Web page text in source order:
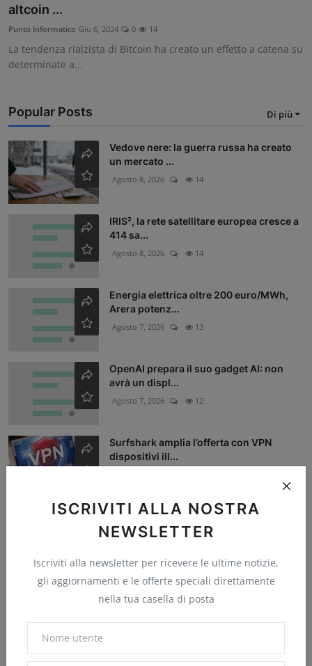
Community
ISCRIVITI ALLA NOSTRA
NEWSLETTER
Iscriviti alla newsletter per ricevere le ultime notizie,
gli aggiornamenti e le offerte speciali direttamente
nella tua casella di posta
altcoin ...
Punto Informatico Giu 6, 2024 0 14
La tendenza rialzista di Bitcoin ha creato un effetto a catena su
determinate a...
Popular Posts Di più
Vedove nere: la guerra russa ha creato
un mercato ...
Agosto 8, 2026 14
IRIS², la rete satellitare europea cresce a
414 sa...
Agosto 8, 2026 14
Energia elettrica oltre 200 euro/MWh,
Arera potenz...
Agosto 7, 2026 13
OpenAI prepara il suo gadget AI: non
avrà un displ...
Agosto 7, 2026 12
Surfshark amplia l’offerta con VPN
dispositivi ill...
intelligenza artificiale Bitcoin OpenAI IA
sicurezza Microsoft
Android tecnologia